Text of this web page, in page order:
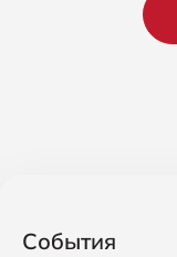
События